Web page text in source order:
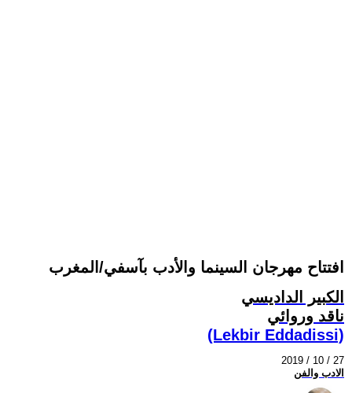
افتتاح مهرجان السينما والأدب بآسفي/المغرب
الكبير الداديسي
ناقد وروائي
(Lekbir Eddadissi)
2019 / 10 / 27
الادب والفن